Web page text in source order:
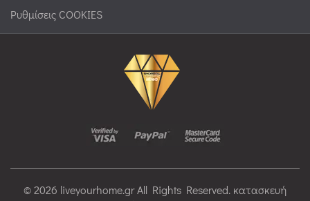
Ρυθμίσεις COOKIES
© 2026 liveyourhome.gr All Rights Reserved. κατασκευή